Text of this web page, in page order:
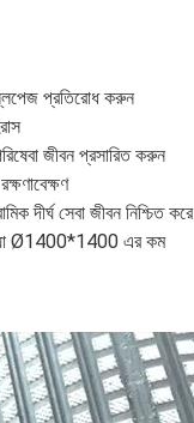
স্লিপেজ প্রতিরোধ করুন
জীবন প্রসারিত করুন
দীর্ঘ সেবা জীবন নিশ্চিত করে
Ø1400*1400 এর কম